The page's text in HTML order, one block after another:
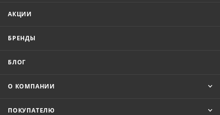
АКЦИИ
БРЕНДЫ
БЛОГ
О КОМПАНИИ
ПОКУПАТЕЛЮ